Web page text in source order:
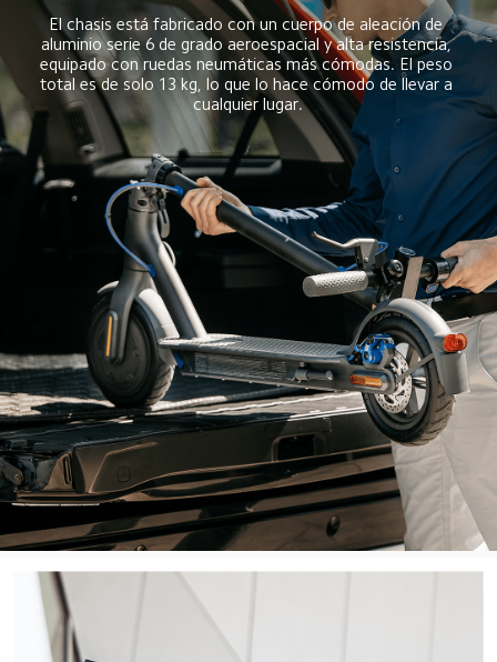
El chasis está fabricado con un cuerpo de aleación de
aluminio serie 6 de grado aeroespacial y alta resistencia,
equipado con ruedas neumáticas más cómodas. El peso
total es de solo 13 kg, lo que lo hace cómodo de llevar a
cualquier lugar.